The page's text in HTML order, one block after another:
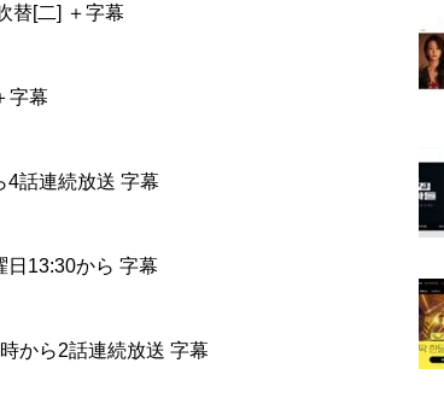
替[二] ＋字幕
字幕
話連続放送 字幕
13:30から 字幕
から2話連続放送 字幕